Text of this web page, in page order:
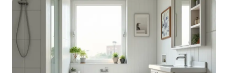
TOQUE
DE
DESIGN
QUE
FALTAVA